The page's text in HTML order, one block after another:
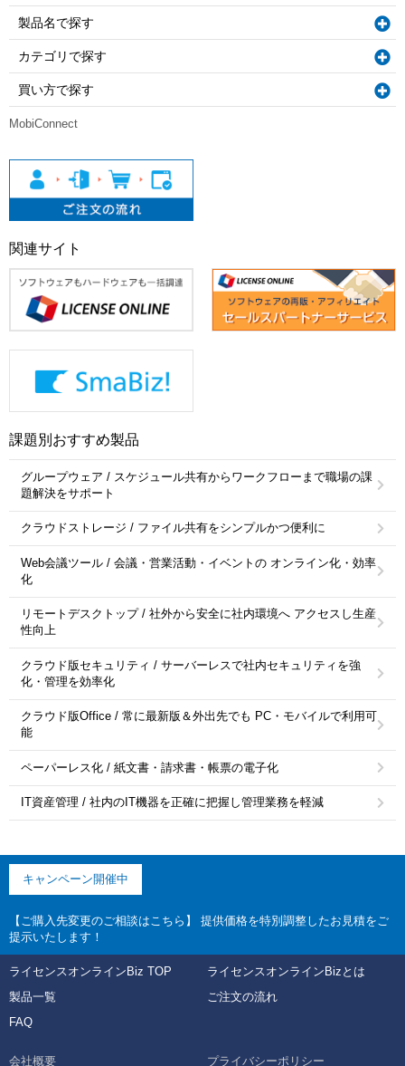
製品名で探す
カテゴリで探す
買い方で探す
MobiConnect
関連サイト
課題別おすすめ製品
グループウェア / スケジュール共有からワークフローまで職場の課
題解決をサポート
クラウドストレージ / ファイル共有をシンプルかつ便利に
Web会議ツール / 会議・営業活動・イベントの オンライン化・効率
化
リモートデスクトップ / 社外から安全に社内環境へ アクセスし生産
性向上
クラウド版セキュリティ / サーバーレスで社内セキュリティを強
化・管理を効率化
クラウド版Office / 常に最新版＆外出先でも PC・モバイルで利用可
能
ペーパーレス化 / 紙文書・請求書・帳票の電子化
IT資産管理 / 社内のIT機器を正確に把握し管理業務を軽減
キャンペーン開催中
【ご購入先変更のご相談はこちら】 提供価格を特別調整したお見積をご
提示いたします！
ライセンスオンラインBiz TOP
ライセンスオンラインBizとは
製品一覧
ご注文の流れ
FAQ
会社概要 プライバシーポリシー